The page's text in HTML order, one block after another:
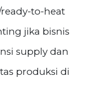
to-heat
jika bisnis
supply dan
produksi di